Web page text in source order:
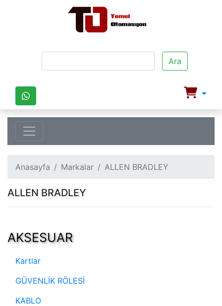
Ara
Anasayfa Markalar ALLEN BRADLEY
ALLEN BRADLEY
AKSESUAR
Kartlar
GÜVENLİK RÖLESİ
KABLO